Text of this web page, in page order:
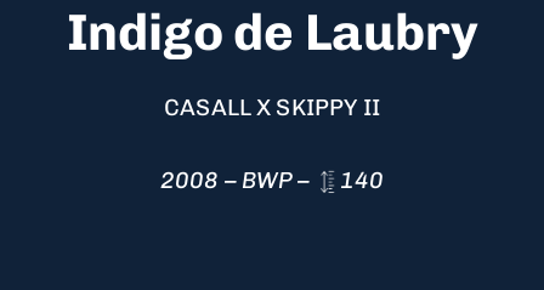
Indigo de Laubry
CASALL X SKIPPY II
2008 – BWP – 140